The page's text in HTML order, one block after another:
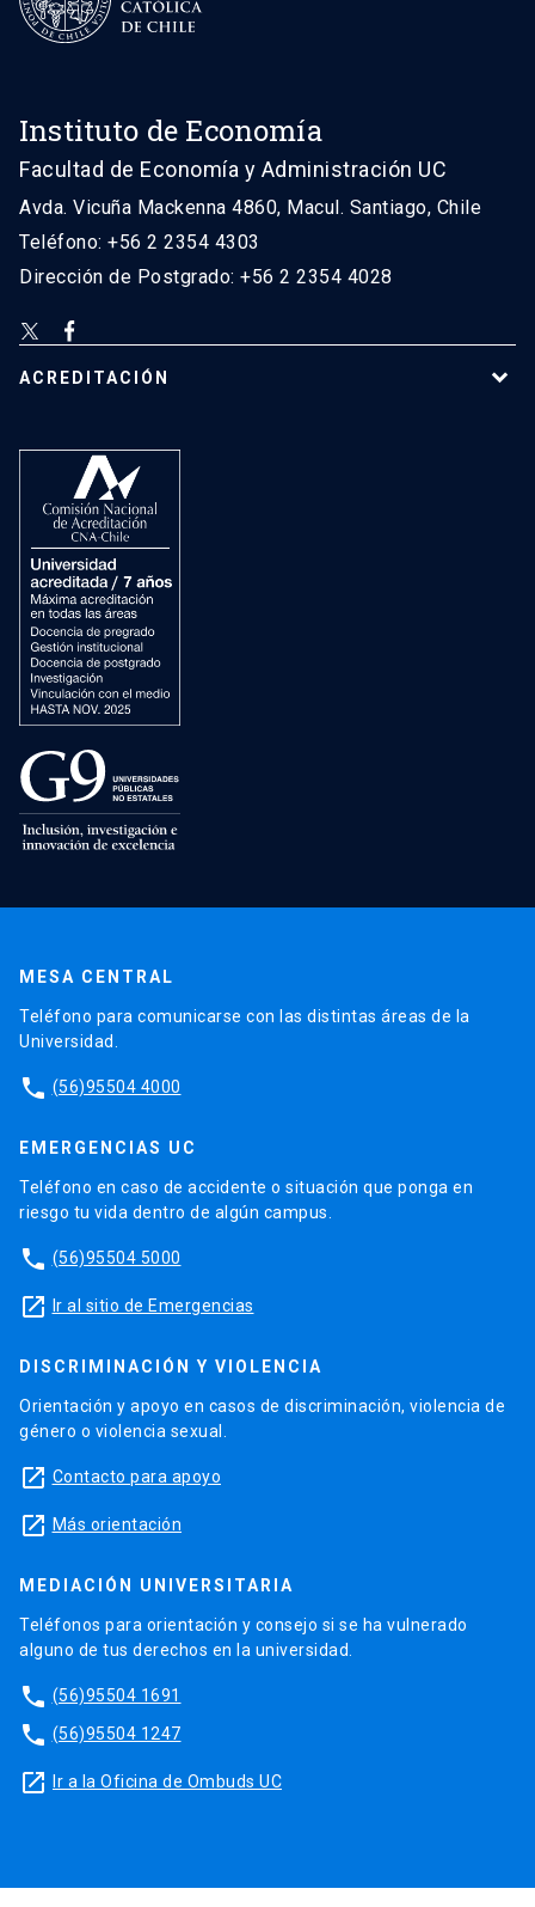
Instituto de Economía
Facultad de Economía y Administración UC
Avda. Vicuña Mackenna 4860, Macul. Santiago, Chile
Teléfono: +56 2 2354 4303
Dirección de Postgrado: +56 2 2354 4028
ACREDITACIÓN
MESA CENTRAL
Teléfono para comunicarse con las distintas áreas de la
Universidad.
phone (56)95504 4000
EMERGENCIAS UC
Teléfono en caso de accidente o situación que ponga en
riesgo tu vida dentro de algún campus.
phone (56)95504 5000
launch Ir al sitio de Emergencias
DISCRIMINACIÓN Y VIOLENCIA
Orientación y apoyo en casos de discriminación, violencia de
género o violencia sexual.
launch Contacto para apoyo
launch Más orientación
MEDIACIÓN UNIVERSITARIA
Teléfonos para orientación y consejo si se ha vulnerado
alguno de tus derechos en la universidad.
phone (56)95504 1691
phone (56)95504 1247
launch Ir a la Oficina de Ombuds UC